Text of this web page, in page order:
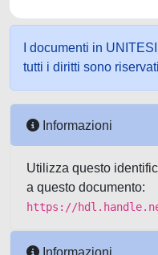
I documenti in
tutti i diritti sono
Informazioni
Utilizza questo
a questo documento:
https://
Informazioni